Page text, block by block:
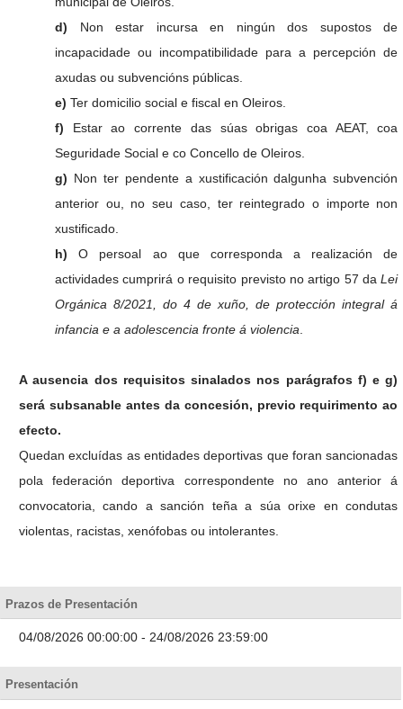
d) Non estar incursa en ningún dos supostos de
incapacidade ou incompatibilidade para a percepción de
axudas ou subvencións públicas.
e) Ter domicilio social e fiscal en Oleiros.
f) Estar ao corrente das súas obrigas coa AEAT, coa
Seguridade Social e co Concello de Oleiros.
g) Non ter pendente a xustificación dalgunha subvención
anterior ou, no seu caso, ter reintegrado o importe non
xustificado.
h) O persoal ao que corresponda a realización de
actividades cumprirá o requisito previsto no artigo 57 daLei
Orgánica8/2021, do 4 de xuño, de protección integral á
infancia e a adolescencia fronte á violencia.
A ausencia dos requisitos sinalados nos parágrafos f) e g)
será subsanable antes da concesión, previo requirimento ao
efecto.
Quedan excluídas as entidades deportivas que foran sancionadas
pola federación deportiva correspondente no ano anterior á
convocatoria, cando a sanción teña a súa orixe en condutas
violentas, racistas, xenófobas ou intolerantes.
Prazos de Presentación
04/08/2026 00:00:00 - 24/08/2026 23:59:00
Presentación